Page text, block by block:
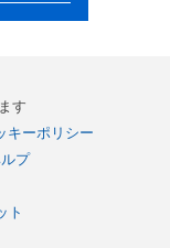
す
キーポリシー
プ
ト